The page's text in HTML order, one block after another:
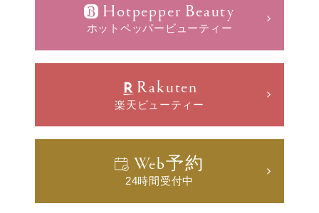
Hotpepper Beauty
ホットペッパービューティー
Rakuten
楽天ビューティー
Web予約
24時間受付中